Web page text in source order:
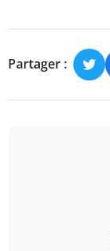
Partager :